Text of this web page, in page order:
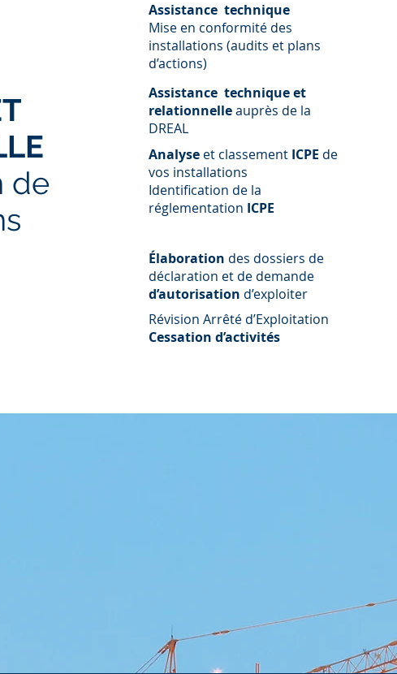
de
Assistance technique
Mise en conformité des
installations (audits et plans
d’actions)
Assistance technique et
relationnelleauprès de la
DREAL
Analyse et classement ICPE de
vos installations
Identification de la
réglementation ICPE
Élaboration des dossiers de
déclaration et de demande
d’autorisation d’exploiter
Révision Arrêté d’Exploitation
Cessation d’activités